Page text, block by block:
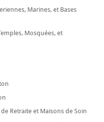
Marines, et Bases
Mosquées, et
Retraite et Maisons de Soin